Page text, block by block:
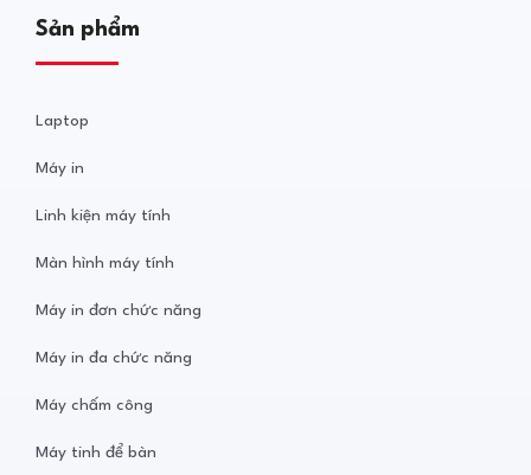
Sản phẩm
Laptop
Máy in
Linh kiện máy tính
Màn hình máy tính
Máy in đơn chức năng
Máy in đa chức năng
Máy chấm công
Máy tinh để bàn